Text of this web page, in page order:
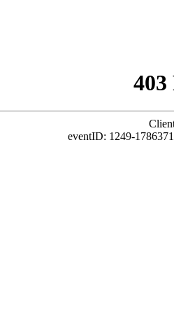
eventID: 1249-